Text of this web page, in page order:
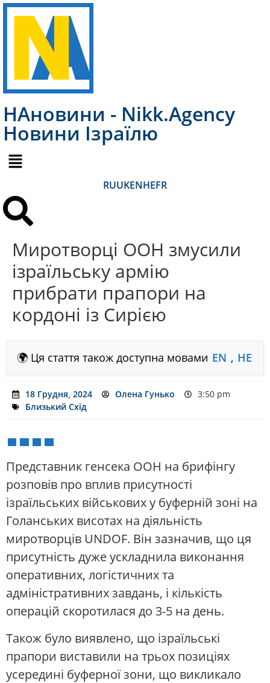
НАновини - Nikk.Agency
Новини Ізраїлю
RUUKENHEFR
Миротворці ООН змусили
ізраїльську армію
прибрати прапори на
кордоні із Сирією
🌍 Ця стаття також доступна мовами EN , HE
18 Грудня, 2024 Олена Гунько
3:50 pm
Близький Схід
Представник генсека ООН на брифінгу
розповів про вплив присутності
ізраїльських військових у буферній зоні на
Голанських висотах на діяльність
миротворців UNDOF. Він зазначив, що ця
присутність дуже ускладнила виконання
оперативних, логістичних та
адміністративних завдань, і кількість
операцій скоротилася до 3-5 на день.
Також було виявлено, що ізраїльські
прапори виставили на трьох позиціях
усередині буферної зони, що викликало